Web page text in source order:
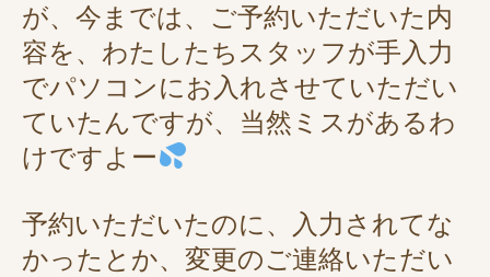
が、今までは、ご予約いただいた内
容を、わたしたちスタッフが手入力
でパソコンにお入れさせていただい
ていたんですが、当然ミスがあるわ
けですよー
予約いただいたのに、入力されてな
かったとか、変更のご連絡いただい